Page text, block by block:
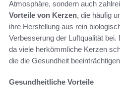
Atmosphäre, sondern auch
Vorteile von Kerzen, die häufig
ihre Herstellung aus rein
Verbesserung der Luftqualität
da viele herkömmliche Kerzen
die die Gesundheit
Gesundheitliche Vorteile